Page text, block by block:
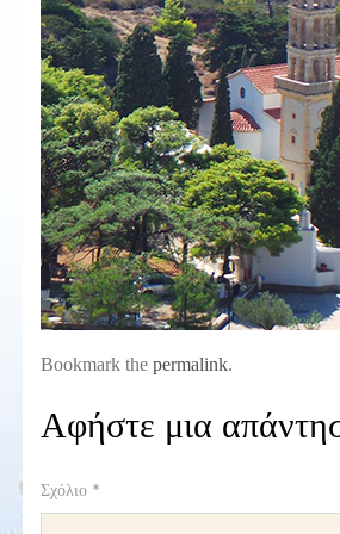
Bookmark the permalink.
Αφήστε μια
Σχόλιο *